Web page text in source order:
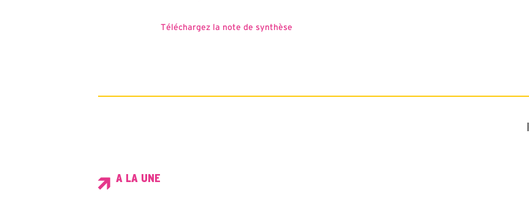
Téléchargez la note de synthèse
A LA UNE